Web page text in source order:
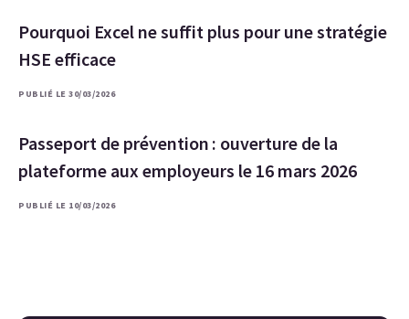
Pourquoi Excel ne suffit plus pour une stratégie
HSE efficace
PUBLIÉ LE 30/03/2026
Passeport de prévention : ouverture de la
plateforme aux employeurs le 16 mars 2026
PUBLIÉ LE 10/03/2026